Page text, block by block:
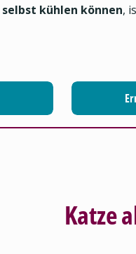
kühlen können,
Katze